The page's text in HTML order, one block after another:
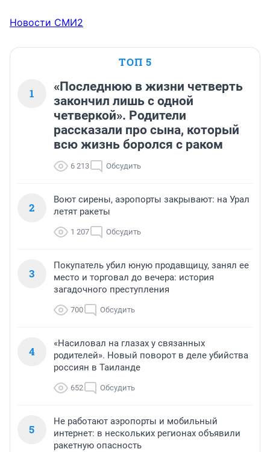
Новости СМИ2
ТОП 5
1
«Последнюю в жизни четверть
закончил лишь с одной
четверкой». Родители
рассказали про сына, который
всю жизнь боролся с раком
6 213 Обсудить
2
Воют сирены, аэропорты закрывают: на Урал
летят ракеты
1 207 Обсудить
3
Покупатель убил юную продавщицу, занял ее
место и торговал до вечера: история
загадочного преступления
700 Обсудить
4
«Насиловал на глазах у связанных
родителей». Новый поворот в деле убийства
россиян в Таиланде
652 Обсудить
5
Не работают аэропорты и мобильный
интернет: в нескольких регионах объявили
ракетную опасность